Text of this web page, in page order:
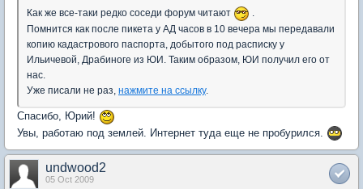
Как же все-таки редко соседи форум читают
.
Помнится как после пикета у АД часов в 10 вечера мы передавали
копию кадастрового паспорта, добытого под расписку у
Ильичевой, Драбиноге из ЮИ. Таким образом, ЮИ получил его от
нас.
Уже писали не раз, нажмите на ссылку.
Спасибо, Юрий!
Увы, работаю под землей. Интернет туда еще не пробурился.
undwood2
05 Oct 2009